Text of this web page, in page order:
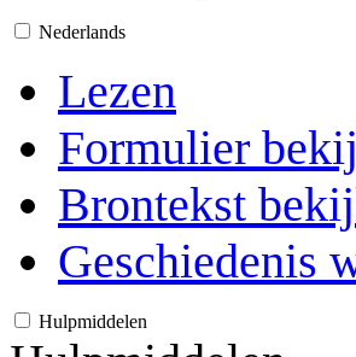
Nederlands
Lezen
Formulier
Brontekst
Geschiedenis
Hulpmiddelen